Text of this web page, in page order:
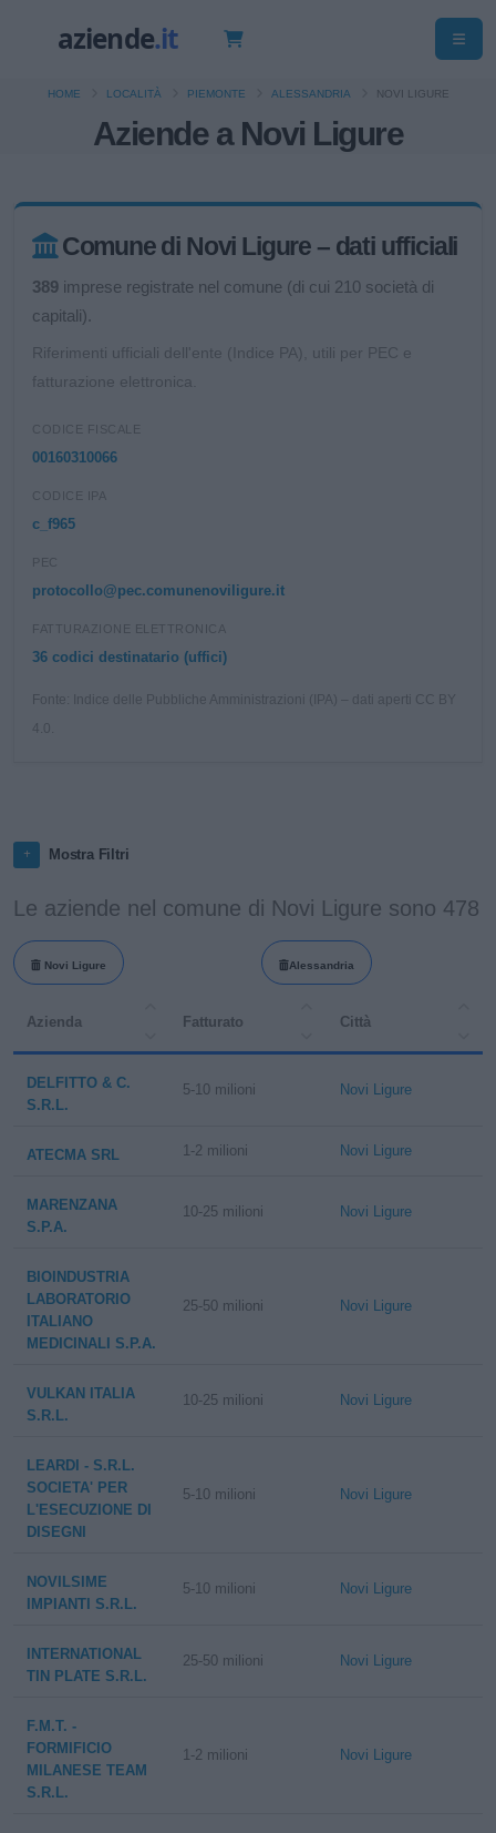
Aziende a Novi Ligure
HOME LOCALITÀ PIEMONTE ALESSANDRIA NOVI LIGURE
Comune di Novi Ligure – dati ufficiali
389 imprese registrate nel comune (di cui 210 società di
capitali).
Riferimenti ufficiali dell'ente (Indice PA), utili per PEC e
fatturazione elettronica.
CODICE FISCALE
00160310066
CODICE IPA
c_f965
PEC
protocollo@pec.comunenoviligure.it
FATTURAZIONE ELETTRONICA
36 codici destinatario (uffici)
Fonte: Indice delle Pubbliche Amministrazioni (IPA) – dati aperti CC BY
Mostra Filtri
Le aziende nel comune di Novi Ligure sono 478
Novi Ligure Alessandria
Azienda Fatturato Città
DELFITTO & C.
S.R.L.
5-10 milioni Novi Ligure
ATECMA SRL 1-2 milioni Novi Ligure
MARENZANA
S.P.A.
10-25 milioni Novi Ligure
BIOINDUSTRIA
LABORATORIO
ITALIANO
MEDICINALI S.P.A.
25-50 milioni Novi Ligure
VULKAN ITALIA
S.R.L.
10-25 milioni Novi Ligure
LEARDI - S.R.L.
SOCIETA' PER
L'ESECUZIONE DI
DISEGNI
5-10 milioni Novi Ligure
NOVILSIME
IMPIANTI S.R.L.
5-10 milioni Novi Ligure
INTERNATIONAL
TIN PLATE S.R.L.
25-50 milioni Novi Ligure
F.M.T. -
FORMIFICIO
MILANESE TEAM
S.R.L.
1-2 milioni Novi Ligure